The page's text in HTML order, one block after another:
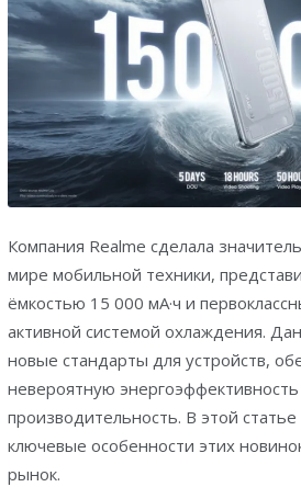
Компания Realme сделала
мире мобильной техники,
ёмкостью 15 000 мА·ч и
активной системой охлаждения.
новые стандарты для устройств,
невероятную
производительность. В этой
ключевые особенности этих
рынок.